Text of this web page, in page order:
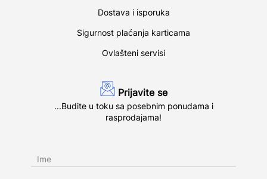
Dostava i isporuka
Sigurnost plaćanja karticama
Ovlašteni servisi
Prijavite se
...Budite u toku sa posebnim ponudama i
rasprodajama!
Ime